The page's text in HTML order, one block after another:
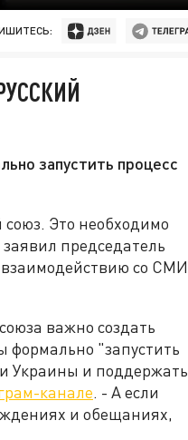
запустить процесс
Это необходимо
председатель
со СМИ
важно создать
формально "запустить
Украины и поддержать
канале. - А если
и обещаниях,